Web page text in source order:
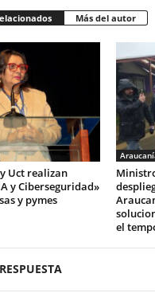
Más del autor
Uct realizan
y Ciberseguridad»
y pymes
el